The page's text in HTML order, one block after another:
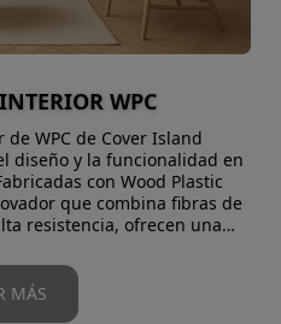
WPC
WPC de Cover Island
diseño y la funcionalidad en
con Wood Plastic
que combina fibras de
resistencia, ofrecen una
las hace resistentes a la
y los impactos, garantizando
MÁS